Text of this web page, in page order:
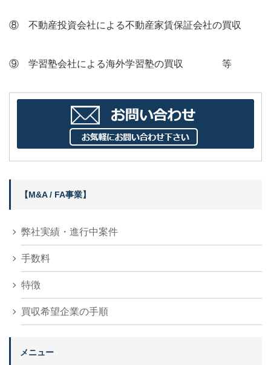
⑧ 不動産投資会社による不動産家賃保証会社の買収
⑨ 学習塾会社による海外学習塾の買収 等
【M&A / FA事業】
弊社実績・進行中案件
手数料
特徴
買収希望企業の手順
メニュー